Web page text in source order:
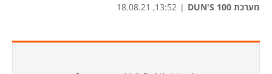
מערכת DUN'S 100 |
13:52, 18.08.21